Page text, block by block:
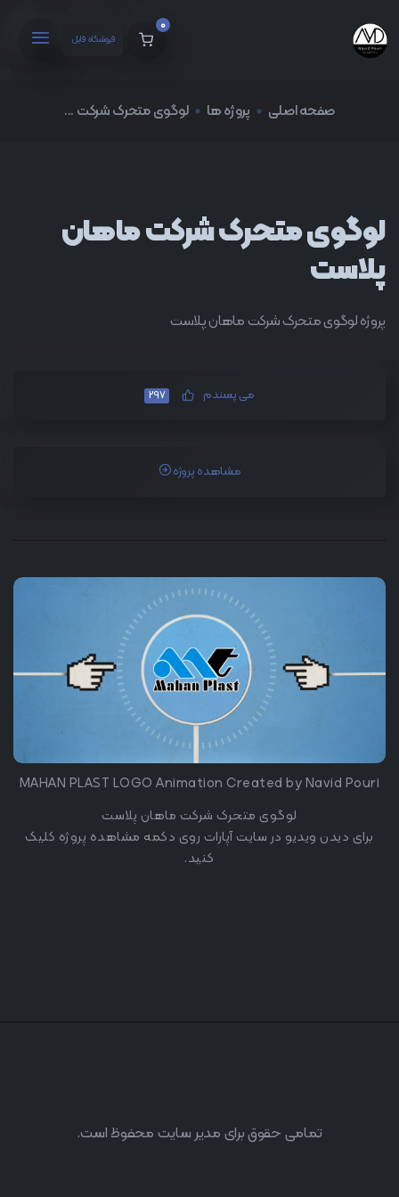
0
فروشگاه فایل
صفحه اصلی پروژه ها لوگوی متحرک شرکت ...
لوگوی متحرک شرکت ماهان
پلاست
پروژه لوگوی متحرک شرکت ماهان پلاست
می پسندم 297
مشاهده پروژه
MAHAN PLAST LOGO Animation Created by Navid Pouri
لوگوی متحرک شرکت ماهان پلاست
برای دیدن ویدیو در سایت آپارات روی دکمه مشاهده پروژه کلیک
کنید.
تمامی حقوق برای مدیر سایت محفوظ است.